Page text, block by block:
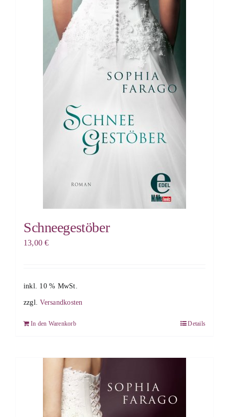
Schneegestöber
13,00€
inkl. 10 % MwSt.
zzgl.Versandkosten
In den Warenkorb Details